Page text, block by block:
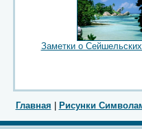
Заметки о
Главная Рисунки